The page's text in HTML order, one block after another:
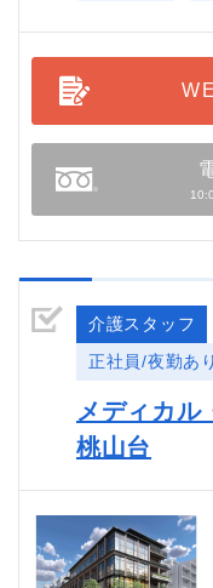
介護スタッフ
正社員/夜勤あり
メディカル
桃山台